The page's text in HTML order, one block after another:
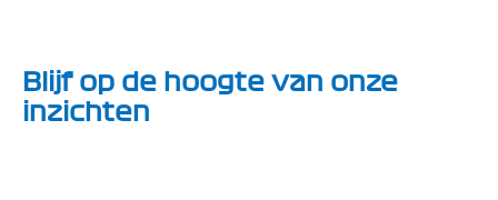
Blijf op de hoogte van onze
inzichten